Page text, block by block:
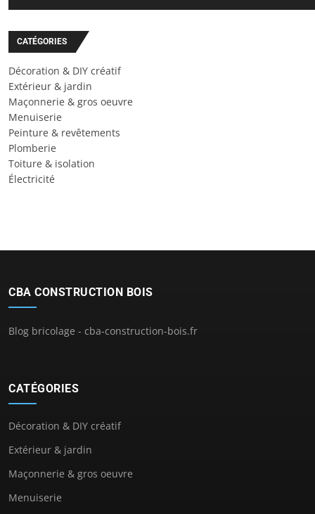
CATÉGORIES
Décoration & DIY créatif
Extérieur & jardin
Maçonnerie & gros oeuvre
Menuiserie
Peinture & revêtements
Plomberie
Toiture & isolation
Électricité
CBA CONSTRUCTION BOIS
Blog bricolage - cba-construction-bois.fr
CATÉGORIES
Décoration & DIY créatif
Extérieur & jardin
Maçonnerie & gros oeuvre
Menuiserie